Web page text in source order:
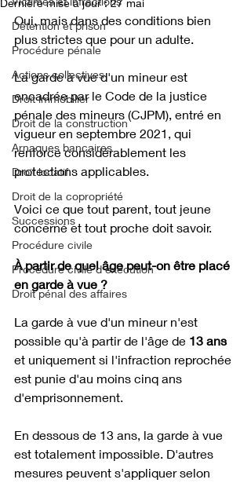
Détention et prison
Procédure pénale
Actions collectives
Droit immobilier
Droit de la construction
Arnaques bancaires
Droit locatif
Droit de la copropriété
Successions
Procédure civile
Procédure civile d'exécution
Droit pénal des affaires
Dernière mise à jour :27 mai
Oui, mais dans des conditions bien
plus strictes que pour un adulte.
La garde à vue d'un mineur est
encadrée par le Code de la justice
pénale des mineurs (CJPM), entré en
vigueur en septembre 2021, qui
renforce considérablement les
protections applicables.
Voici ce que tout parent, tout jeune
concerné et tout proche doit savoir.
À partir de quel âge peut-on être placé
en garde à vue ?
La garde à vue d'un mineur n'est
possible qu'à partir de l'âge de 13 ans
et uniquement si l'infraction reprochée
est punie d'au moins cinq ans
d'emprisonnement.
En dessous de 13 ans, la garde à vue
est totalement impossible. D'autres
mesures peuvent s'appliquer selon